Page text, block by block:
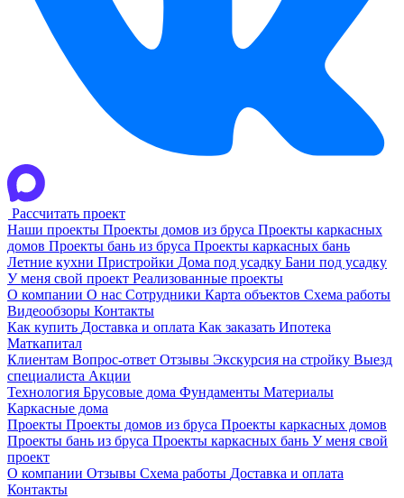
Рассчитать проект
Наши проекты Проекты домов из бруса Проекты каркасных
домов Проекты бань из бруса Проекты каркасных бань
Летние кухни Пристройки Дома под усадку Бани под усадку
У меня свой проект Реализованные проекты
О компании О нас Сотрудники Карта объектов Схема работы
Видеообзоры Контакты
Как купить Доставка и оплата Как заказать Ипотека
Маткапитал
Клиентам Вопрос-ответ Отзывы Экскурсия на стройку Выезд
специалиста Акции
Технология Брусовые дома Фундаменты Материалы
Каркасные дома
Проекты Проекты домов из бруса Проекты каркасных домов
Проекты бань из бруса Проекты каркасных бань У меня свой
проект
О компании Отзывы Схема работы Доставка и оплата
Контакты